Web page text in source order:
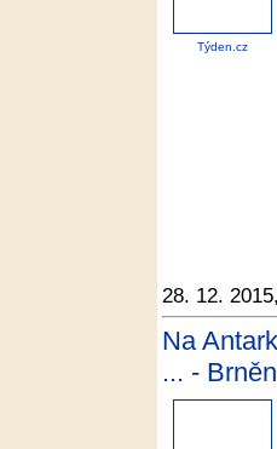
Týden.cz
28. 12.
Na
... -